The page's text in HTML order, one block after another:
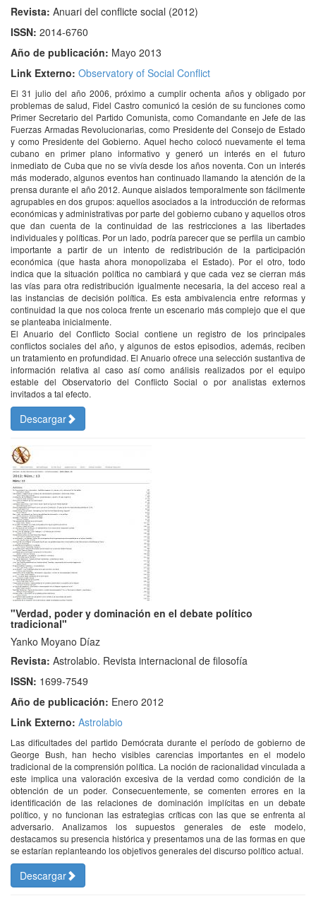
Revista: Anuari del conflicte social (2012)
ISSN: 2014-6760
Año de publicación: Mayo 2013
Link Externo: Observatory of Social Conflict
El 31 julio del año 2006, próximo a cumplir ochenta años y obligado por
problemas de salud, Fidel Castro comunicó la cesión de su funciones como
Primer Secretario del Partido Comunista, como Comandante en Jefe de las
Fuerzas Armadas Revolucionarias, como Presidente del Consejo de Estado
y como Presidente del Gobierno. Aquel hecho colocó nuevamente el tema
cubano en primer plano informativo y generó un interés en el futuro
inmediato de Cuba que no se vivía desde los años noventa. Con un interés
más moderado, algunos eventos han continuado llamando la atención de la
prensa durante el año 2012. Aunque aislados temporalmente son fácilmente
agrupables en dos grupos: aquellos asociados a la introducción de reformas
económicas y administrativas por parte del gobierno cubano y aquellos otros
que dan cuenta de la continuidad de las restricciones a las libertades
individuales y políticas. Por un lado, podría parecer que se perfila un cambio
importante a partir de un intento de redistribución de la participación
económica (que hasta ahora monopolizaba el Estado). Por el otro, todo
indica que la situación política no cambiará y que cada vez se cierran más
las vías para otra redistribución igualmente necesaria, la del acceso real a
las instancias de decisión política. Es esta ambivalencia entre reformas y
continuidad la que nos coloca frente un escenario más complejo que el que
se planteaba inicialmente.
El Anuario del Conflicto Social contiene un registro de los principales
conflictos sociales del año, y algunos de estos episodios, además, reciben
un tratamiento en profundidad. El Anuario ofrece una selección sustantiva de
información relativa al caso así como análisis realizados por el equipo
estable del Observatorio del Conflicto Social o por analistas externos
invitados a tal efecto.
Descargar
"Verdad, poder y dominación en el debate político
tradicional"
Yanko Moyano Díaz
Revista: Astrolabio. Revista internacional de filosofía
ISSN: 1699-7549
Año de publicación: Enero 2012
Link Externo: Astrolabio
Las dificultades del partido Demócrata durante el período de gobierno de
George Bush, han hecho visibles carencias importantes en el modelo
tradicional de la comprensión política. La noción de racionalidad vinculada a
este implica una valoración excesiva de la verdad como condición de la
obtención de un poder. Consecuentemente, se comenten errores en la
identificación de las relaciones de dominación implícitas en un debate
político, y no funcionan las estrategias críticas con las que se enfrenta al
adversario. Analizamos los supuestos generales de este modelo,
destacamos su presencia histórica y presentamos una de las formas en que
se estarían replanteando los objetivos generales del discurso político actual.
Descargar